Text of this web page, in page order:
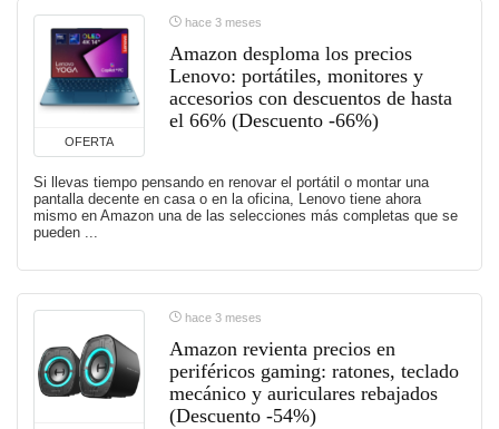
OFERTA
hace 3 meses
Amazon desploma los precios
Lenovo: portátiles, monitores y
accesorios con descuentos de hasta
el 66% (Descuento -66%)
Si llevas tiempo pensando en renovar el portátil o montar una
pantalla decente en casa o en la oficina, Lenovo tiene ahora
mismo en Amazon una de las selecciones más completas que se
pueden ...
hace 3 meses
Amazon revienta precios en
periféricos gaming: ratones, teclado
mecánico y auriculares rebajados
(Descuento -54%)